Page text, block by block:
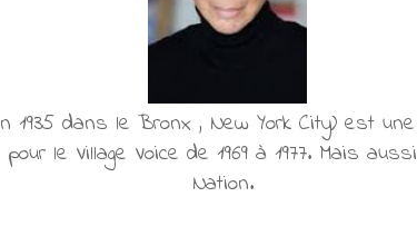
1935 dans le Bronx , New York City) est
le Village Voice de 1969 à 1977. Mais
Nation.